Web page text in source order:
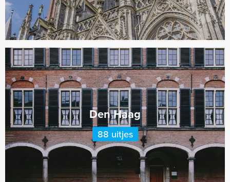
Den Haag
88 uitjes